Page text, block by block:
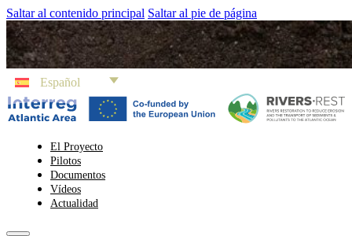
Saltar al contenido principal Saltar al pie de página
Español
El Proyecto
Pilotos
Documentos
Vídeos
Actualidad